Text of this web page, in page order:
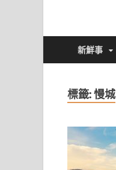
新鮮事
標籤:慢城